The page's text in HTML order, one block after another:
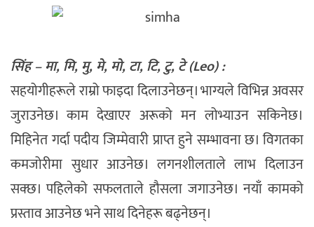
सिंह – मा, मि, मु, मे, मो, टा, टि, टु, टे (Leo) :
सहयोगीहरूले राम्रो फाइदा दिलाउनेछन्। भाग्यले विभिन्न अवसर
जुराउनेछ। काम देखाएर अरूको मन लोभ्याउन सकिनेछ।
मिहिनेत गर्दा पदीय जिम्मेवारी प्राप्त हुने सम्भावना छ। विगतका
कमजोरीमा सुधार आउनेछ। लगनशीलताले लाभ दिलाउन
सक्छ। पहिलेको सफलताले हौसला जगाउनेछ। नयाँ कामको
प्रस्ताव आउनेछ भने साथ दिनेहरू बढ्नेछन्।